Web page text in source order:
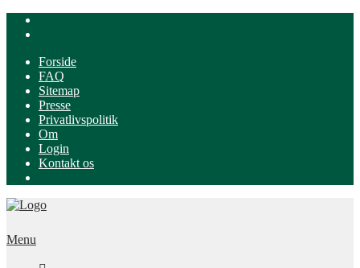
Forside
FAQ
Sitemap
Presse
Privatlivspolitik
Om
Login
Kontakt os
Menu